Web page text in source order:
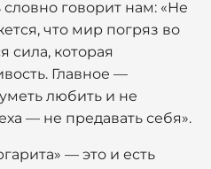
говорит нам: «Не
что мир погряз во
сила, которая
Главное —
любить и не
— не предавать себя».
— это и есть